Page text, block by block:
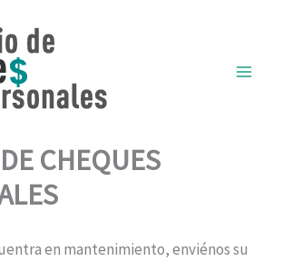
CHEQUES
en mantenimiento, enviénos su